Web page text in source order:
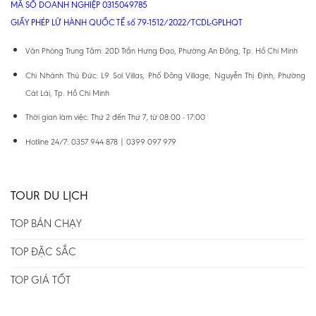
MÃ SỐ DOANH NGHIỆP 0315049785
GIẤY PHÉP LỮ HÀNH QUỐC TẾ số 79-1512/2022/TCDL-GPLHQT
Văn Phòng Trung Tâm: 20D Trần Hưng Đạo, Phường An Đông, Tp. Hồ Chí Minh
Chi Nhánh Thủ Đức: L9 Sol Villas, Phố Đông Village, Nguyễn Thị Định, Phường
Cát Lái, Tp. Hồ Chí Minh
Thời gian làm việc: Thứ 2 đến Thứ 7, từ 08:00 - 17:00
Hotline 24/7: 0357 944 878 | 0399 097 979
TOUR DU LỊCH
TOP BÁN CHẠY
TOP ĐẶC SẮC
TOP GIÁ TỐT